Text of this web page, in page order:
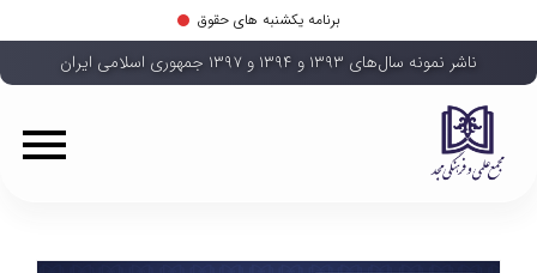
برنامه یکشنبه های حقوق
ناشر نمونه سال‌های ۱۳۹۳ و ۱۳۹۴ و ۱۳۹۷ جمهوری اسلامی ایران